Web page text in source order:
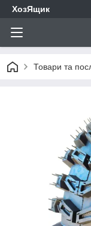
ХозЯщик
Товари та